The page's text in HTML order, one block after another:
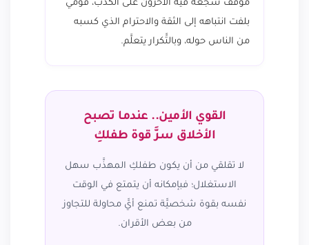
موقف شجَّعه فيه الآخرون على الكذب، قومي
بلفت انتباهه إلى الثقة والاحترام الذي كسبه
من الناس حوله، وبالتَّكرار يتعلَّم.
القوي الأمين.. عندما تصبح
الأخلاق سرَّ قوة طفلكِ
لا تقلقي من أن يكون طفلكِ المهذَّب سهل
الاستغلال؛ فبإمكانه أن يتمتع في الوقت
نفسه بقوة شخصيَّة تمنع أيَّ محاولة للتجاوز
من بعض الأقران.